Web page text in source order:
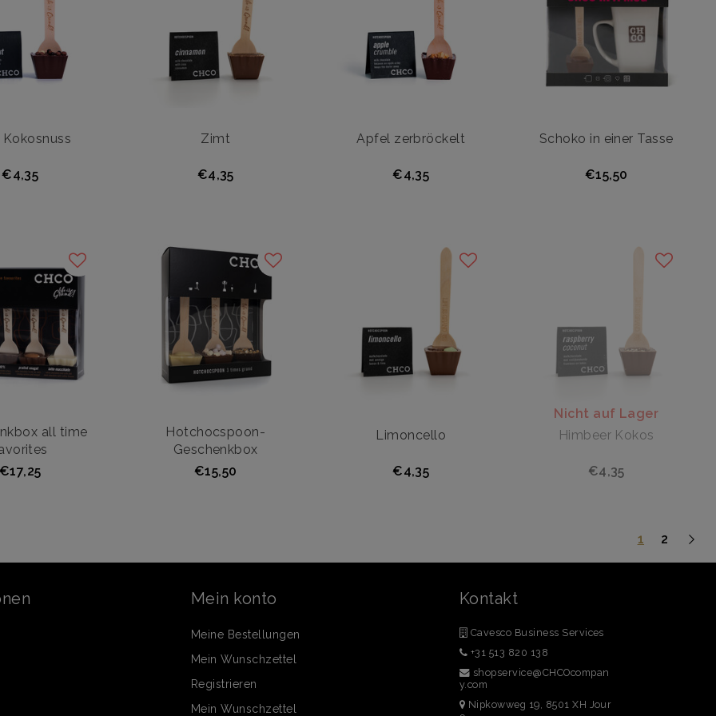
Kokosnuss
€4,35
Zimt
€4,35
Apfel zerbröckelt
€4,35
Schoko in einer Tasse
€15,50
all time
Hotchocspoon-
Geschenkbox
€15,50
Limoncello
€4,35
Nicht auf Lager
Himbeer Kokos
€4,35
1 2
Mein konto
Meine Bestellungen
Mein Wunschzettel
Registrieren
Mein Wunschzettel
Kontakt
Cavesco Business Services
+31 513 820 138
shopservice@CHCOcompan
y.com
Nipkowweg 19, 8501 XH Jour